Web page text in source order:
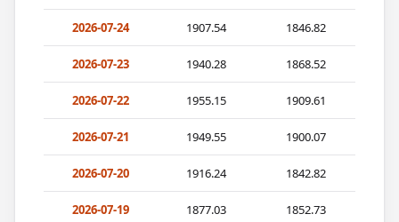
2026-07-24 1907.54 1846.82
2026-07-23 1940.28 1868.52
2026-07-22 1955.15 1909.61
2026-07-21 1949.55 1900.07
2026-07-20 1916.24 1842.82
2026-07-19 1877.03 1852.73